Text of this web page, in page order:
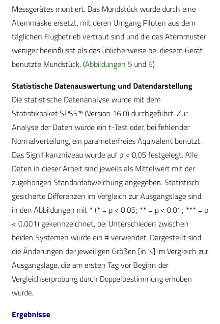
Messgerätes montiert. Das Mundstück wurde durch eine
Atemmaske ersetzt, mit deren Umgang Piloten aus dem
täglichen Flugbetrieb vertraut sind und die das Atemmuster
weniger beeinflusst als das üblicherweise bei diesem Gerät
benutzte Mundstück. (Abbildungen 5 und6)
Statistische Datenauswertung und Datendarstellung
Die statistische Datenanalyse wurde mit dem
Statistikpaket SPSS™ (Version 16.0) durchgeführt. Zur
Analyse der Daten wurde ein t-Test oder, bei fehlender
Normalverteilung, ein parameterfreies Äquivalent benutzt.
Das Signifikanzniveau wurde auf p < 0,05 festgelegt. Alle
Daten in dieser Arbeit sind jeweils als Mittelwert mit der
zugehörigen Standardabweichung angegeben. Statistisch
gesicherte Differenzen im Vergleich zur Ausgangslage sind
in den Abbildungen mit * (* = p < 0.05; ** = p < 0.01; *** = p
< 0.001) gekennzeichnet, bei Unterschieden zwischen
beiden Systemen wurde ein # verwendet. Dargestellt sind
die Änderungen der jeweiligen Größen [in %] im Vergleich zur
Ausgangslage, die am ersten Tag vor Beginn der
Vergleichserprobung durch Doppelbestimmung erhoben
wurde.
Ergebnisse